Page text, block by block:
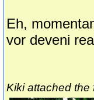
Eh,
vor deveni
Kiki attached the